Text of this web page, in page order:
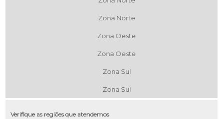
Zona Norte
Zona Oeste
Zona Oeste
Zona Sul
Zona Sul
Verifique as regiões que atendemos